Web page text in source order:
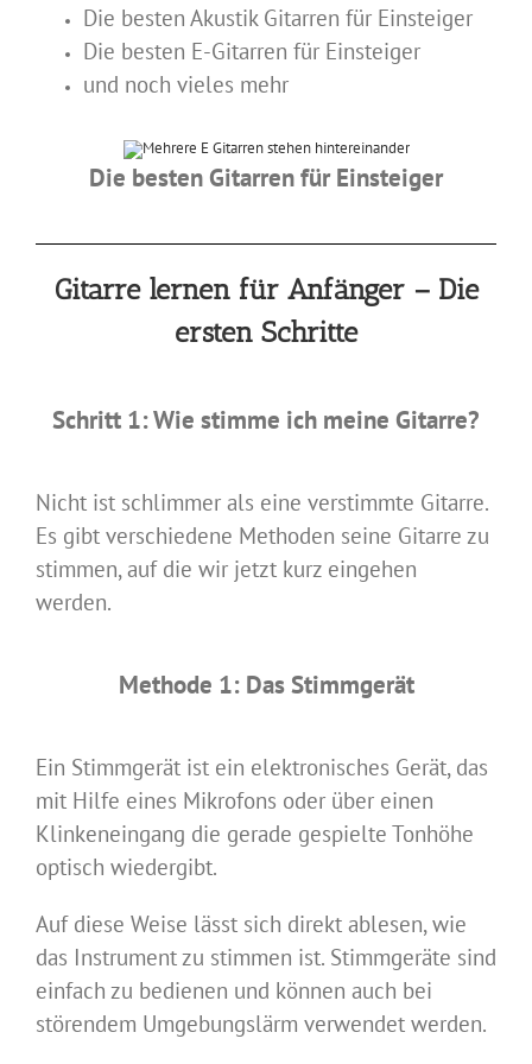
Die besten Akustik Gitarren für Einsteiger
Die besten E-Gitarren für Einsteiger
und noch vieles mehr
Die besten Gitarren für Einsteiger
Gitarre lernen für Anfänger – Die
ersten Schritte
Schritt 1: Wie stimme ich meine Gitarre?
Nicht ist schlimmer als eine verstimmte Gitarre.
Es gibt verschiedene Methoden seine Gitarre zu
stimmen, auf die wir jetzt kurz eingehen
werden.
Methode 1: Das Stimmgerät
Ein Stimmgerät ist ein elektronisches Gerät, das
mit Hilfe eines Mikrofons oder über einen
Klinkeneingang die gerade gespielte Tonhöhe
optisch wiedergibt.
Auf diese Weise lässt sich direkt ablesen, wie
das Instrument zu stimmen ist. Stimmgeräte sind
einfach zu bedienen und können auch bei
störendem Umgebungslärm verwendet werden.